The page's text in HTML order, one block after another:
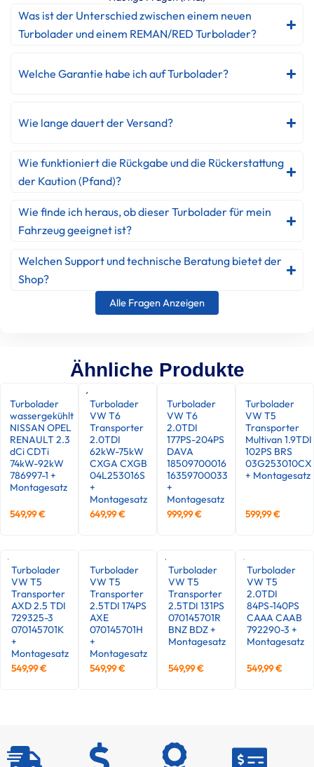
Was ist der Unterschied zwischen einem neuen
Turbolader und einem REMAN/RED Turbolader?
Welche Garantie habe ich auf Turbolader?
Wie lange dauert der Versand?
Wie funktioniert die Rückgabe und die Rückerstattung
der Kaution (Pfand)?
Wie finde ich heraus, ob dieser Turbolader für mein
Fahrzeug geeignet ist?
Welchen Support und technische Beratung bietet der
Shop?
Alle Fragen Anzeigen
Ähnliche Produkte
Turbolader
wassergekühlt
NISSAN OPEL
RENAULT 2.3
dCi CDTi
74kW-92kW
786997-1 +
Montagesatz
549,99€
Turbolader
VW T6
Transporter
2.0TDI
62kW-75kW
CXGA CXGB
04L253016S
+
Montagesatz
649,99€
Turbolader
VW T6
2.0TDI
177PS-204PS
DAVA
18509700016
16359700033
+
Montagesatz
999,99€
Turbolader
VW T5
Transporter
Multivan 1.9TDI
102PS BRS
03G253010CX
+ Montagesatz
599,99€
Turbolader
VW T5
Transporter
AXD 2.5 TDI
729325-3
070145701K
+
Montagesatz
549,99€
Turbolader
VW T5
Transporter
2.5TDI 174PS
AXE
070145701H
+
Montagesatz
549,99€
Turbolader
VW T5
Transporter
2.5TDI 131PS
070145701R
BNZ BDZ +
Montagesatz
549,99€
Turbolader
VW T5
2.0TDI
84PS-140PS
CAAA CAAB
792290-3 +
Montagesatz
549,99€